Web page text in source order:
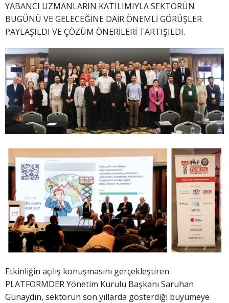
YABANCI UZMANLARIN KATILIMIYLA SEKTÖRÜN
BUGÜNÜ VE GELECEĞİNE DAİR ÖNEMLİ GÖRÜŞLER
PAYLAŞILDI VE ÇÖZÜM ÖNERİLERİ TARTIŞILDI.
Etkinliğin açılış konuşmasını gerçekleştiren
PLATFORMDER Yönetim Kurulu Başkanı Saruhan
Günaydın, sektörün son yıllarda gösterdiği büyümeye